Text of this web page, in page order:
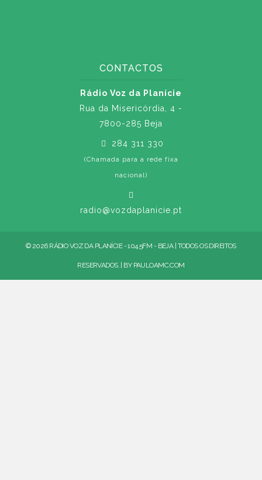
CONTACTOS
Rádio Voz da Planície
Rua da Misericórdia, 4 -
7800-285 Beja
284 311 330
(Chamada para a rede fixa
nacional)
radio@vozdaplanicie.pt
© 2026 RÁDIO VOZ DA PLANÍCIE - 104.5FM - BEJA | TODOS OS DIREITOS
RESERVADOS. | BY PAULOAMC.COM